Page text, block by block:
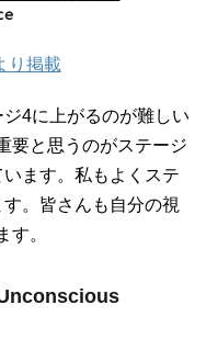
り掲載
4に上がるのが難しい
要と思うのがステージ
ます。私もよくステ
。皆さんも自分の視
す。